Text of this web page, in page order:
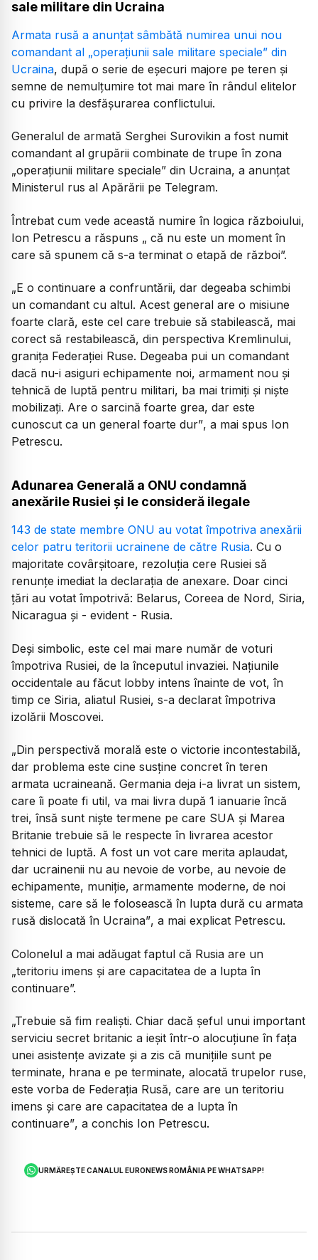
sale militare din Ucraina
Armata rusă a anunţat sâmbătă numirea unui nou
comandant al „operaţiunii sale militare speciale” din
Ucraina, după o serie de eşecuri majore pe teren şi
semne de nemulţumire tot mai mare în rândul elitelor
cu privire la desfăşurarea conflictului.
Generalul de armată Serghei Surovikin a fost numit
comandant al grupării combinate de trupe în zona
„operaţiunii militare speciale” din Ucraina, a anunţat
Ministerul rus al Apărării pe Telegram.
Întrebat cum vede această numire în logica războiului,
Ion Petrescu a răspuns „ că nu este un moment în
care să spunem că s-a terminat o etapă de război”.
„E o continuare a confruntării, dar degeaba schimbi
un comandant cu altul. Acest general are o misiune
foarte clară, este cel care trebuie să stabilească, mai
corect să restabilească, din perspectiva Kremlinului,
granița Federației Ruse. Degeaba pui un comandant
dacă nu-i asiguri echipamente noi, armament nou și
tehnică de luptă pentru militari, ba mai trimiți și niște
mobilizați. Are o sarcină foarte grea, dar este
cunoscut ca un general foarte dur”, a mai spus Ion
Petrescu.
Adunarea Generală a ONU condamnă
anexările Rusiei și le consideră ilegale
143 de state membre ONU au votat împotriva anexării
celor patru teritorii ucrainene de către Rusia. Cu o
majoritate covârșitoare, rezoluția cere Rusiei să
renunțe imediat la declarația de anexare. Doar cinci
țări au votat împotrivă: Belarus, Coreea de Nord, Siria,
Nicaragua și - evident - Rusia.
Deși simbolic, este cel mai mare număr de voturi
împotriva Rusiei, de la începutul invaziei. Națiunile
occidentale au făcut lobby intens înainte de vot, în
timp ce Siria, aliatul Rusiei, s-a declarat împotriva
izolării Moscovei.
„Din perspectivă morală este o victorie incontestabilă,
dar problema este cine susține concret în teren
armata ucraineană. Germania deja i-a livrat un sistem,
care îi poate fi util, va mai livra după 1 ianuarie încă
trei, însă sunt niște termene pe care SUA și Marea
Britanie trebuie să le respecte în livrarea acestor
tehnici de luptă. A fost un vot care merita aplaudat,
dar ucrainenii nu au nevoie de vorbe, au nevoie de
echipamente, muniție, armamente moderne, de noi
sisteme, care să le folosească în lupta dură cu armata
rusă dislocată în Ucraina”, a mai explicat Petrescu.
Colonelul a mai adăugat faptul că Rusia are un
„teritoriu imens și are capacitatea de a lupta în
continuare”.
„Trebuie să fim realiști. Chiar dacă șeful unui important
serviciu secret britanic a ieșit într-o alocuțiune în fața
unei asistențe avizate și a zis că munițiile sunt pe
terminate, hrana e pe terminate, alocată trupelor ruse,
este vorba de Federația Rusă, care are un teritoriu
imens și care are capacitatea de a lupta în
continuare”, a conchis Ion Petrescu.
URMĂREȘTE CANALUL EURONEWS ROMÂNIA PE WHATSAPP!